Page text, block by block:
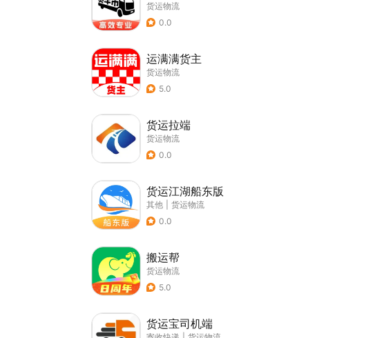
货运物流
0.0
运满满货主
货运物流
5.0
货运拉端
货运物流
0.0
货运江湖船东版
其他
货运物流
0.0
搬运帮
货运物流
5.0
货运宝司机端